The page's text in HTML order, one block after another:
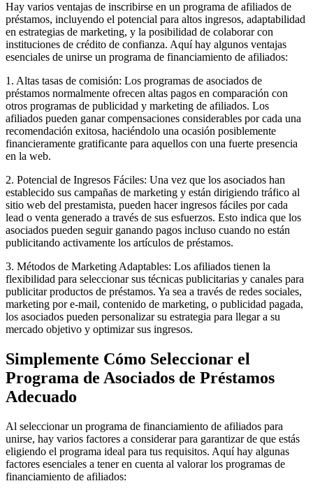
Hay varios ventajas de inscribirse en un programa de afiliados de
préstamos, incluyendo el potencial para altos ingresos, adaptabilidad
en estrategias de marketing, y la posibilidad de colaborar con
instituciones de crédito de confianza. Aquí hay algunos ventajas
esenciales de unirse un programa de financiamiento de afiliados:
1. Altas tasas de comisión: Los programas de asociados de
préstamos normalmente ofrecen altas pagos en comparación con
otros programas de publicidad y marketing de afiliados. Los
afiliados pueden ganar compensaciones considerables por cada una
recomendación exitosa, haciéndolo una ocasión posiblemente
financieramente gratificante para aquellos con una fuerte presencia
en la web.
2. Potencial de Ingresos Fáciles: Una vez que los asociados han
establecido sus campañas de marketing y están dirigiendo tráfico al
sitio web del prestamista, pueden hacer ingresos fáciles por cada
lead o venta generado a través de sus esfuerzos. Esto indica que los
asociados pueden seguir ganando pagos incluso cuando no están
publicitando activamente los artículos de préstamos.
3. Métodos de Marketing Adaptables: Los afiliados tienen la
flexibilidad para seleccionar sus técnicas publicitarias y canales para
publicitar productos de préstamos. Ya sea a través de redes sociales,
marketing por e-mail, contenido de marketing, o publicidad pagada,
los asociados pueden personalizar su estrategia para llegar a su
mercado objetivo y optimizar sus ingresos.
Simplemente Cómo Seleccionar el
Programa de Asociados de Préstamos
Adecuado
Al seleccionar un programa de financiamiento de afiliados para
unirse, hay varios factores a considerar para garantizar de que estás
eligiendo el programa ideal para tus requisitos. Aquí hay algunas
factores esenciales a tener en cuenta al valorar los programas de
financiamiento de afiliados: